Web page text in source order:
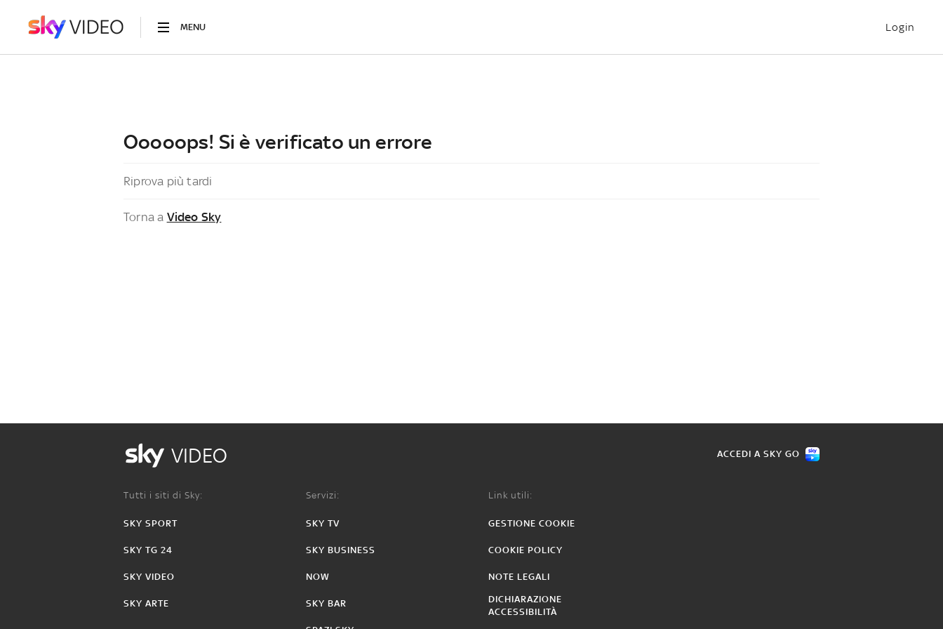
MENU Login
Ooooops! Si è verificato un errore
Riprova più tardi
Torna a Video Sky
VIDEO ACCEDI A SKY GO
Tutti i siti di Sky:
SKY SPORT
SKY TG 24
SKY VIDEO
SKY ARTE
Servizi:
SKY TV
SKY BUSINESS
NOW
SKY BAR
Link utili:
GESTIONE COOKIE
COOKIE POLICY
NOTE LEGALI
DICHIARAZIONE
ACCESSIBILITÀ